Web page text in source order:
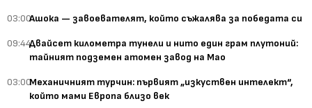
03:00Ашока — завоевателят, който съжалява за победата си
09:44Двайсет километра тунели и нито един грам плутоний:
тайният подземен атомен завод на Мао
03:00Механичният турчин: първият „изкуствен интелект“,
който мами Европа близо век